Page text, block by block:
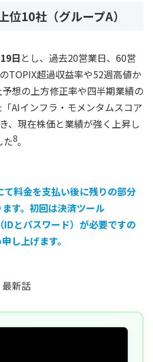
位10社（グループA）
日 とし、過去20営業日、60営
TOPIX超過収益率や52週高値か
想の上方修正率や四半期業績の
AIインフラ・モメンタムスコア
、現在株価と業績が強く上昇し
た8。
料金を支払い後に残りの部分
す。初回は決済ツール
とパスワード）が必要ですの
し上げます。
新話